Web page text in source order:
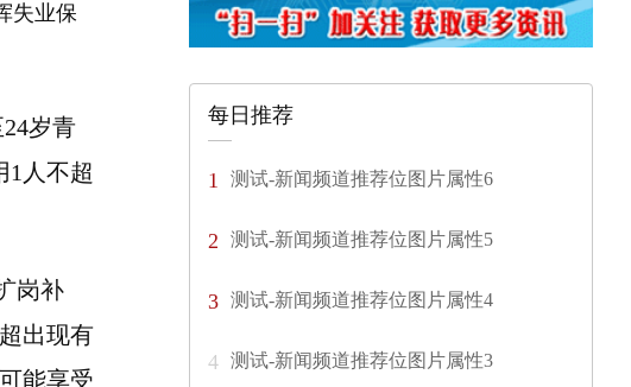
失业保
岁青
1人不超
岗补
出现有
能享受
每日推荐
1 测试-新闻频道推荐位图片属性6
2 测试-新闻频道推荐位图片属性5
3 测试-新闻频道推荐位图片属性4
4 测试-新闻频道推荐位图片属性3